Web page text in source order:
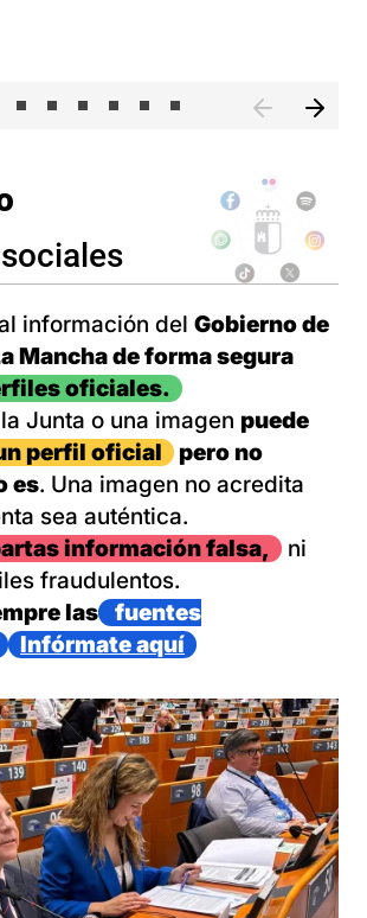
información del Gobierno de
Mancha de forma segura
oficiales.
Junta o una imagen puede
perfil oficial
pero no
es. Una imagen no acredita
sea auténtica.
información falsa,
ni
fraudulentos.
las
fuentes
Infórmate aquí